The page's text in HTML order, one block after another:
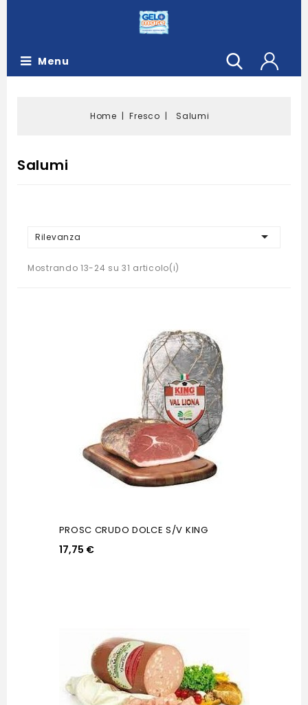
Menu
Home Fresco Salumi
Salumi
Rilevanza 
Mostrando 13-24 su 31 articolo(i)
PROSC CRUDO DOLCE S/V KING
17,75 €